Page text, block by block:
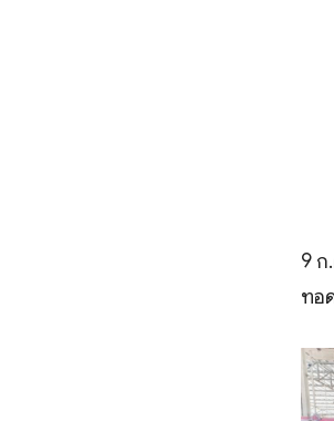
9
ทอ